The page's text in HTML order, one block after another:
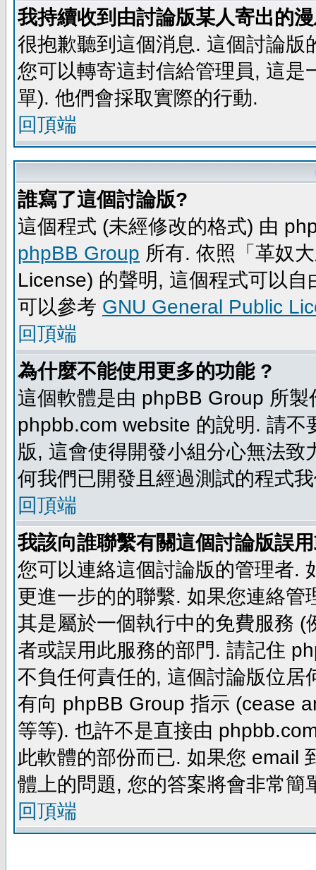
我持續收到由討論版某人寄出的
很抱歉聽到這個消息. 這個討論
您可以轉寄這封信給管理員, 這
單). 他們會採取實際的行動.
回頂端
誰寫了這個討論版?
這個程式 (未經修改的格式) 由
phpBB Group 所有. 依照「革奴
License) 的聲明, 這個程式可以
可以參考 GNU General Public
回頂端
為什麼不能使用更多的功能 ?
這個軟體是由 phpBB Group 所
phpbb.com website 的說明. 請
版, 這會使得開發小組分心無法
何我們已開發且經過測試的程式
回頂端
我該向誰聯繫有關這個討論版誤
您可以連絡這個討論版的管理者.
更進一步的的聯繫. 如果您連絡
其是屬於一個執行中的免費服務
者或誤用此服務的部門. 請記住
不負任何責任的, 這個討論版位
有向 phpBB Group 指示 (cease
等等). 也許不是直接由
此軟體的部份而已. 如果您 email
體上的問題, 您的答案將會非常簡
回頂端